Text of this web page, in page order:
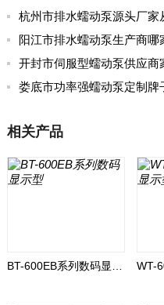
杭州市排水蠕动泵源头厂家从哪家拿货
阳江市排水蠕动泵生产商哪家
开封市伺服型蠕动泵供应商家去哪家买好
娄底市功率强蠕动泵定制牌子有
相关产品